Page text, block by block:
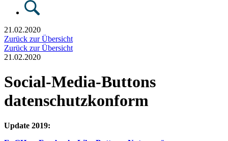
21.02.2020
Zurück zur Übersicht
Zurück zur Übersicht
21.02.2020
Social-Media-Buttons
datenschutzkonform
Update 2019: